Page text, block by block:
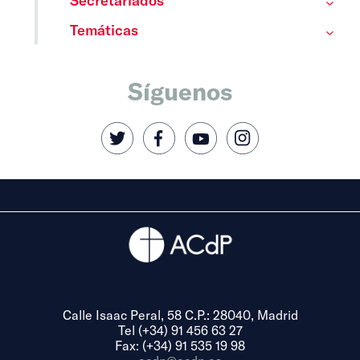
Temáticas
Síguenos
Calle Isaac Peral, 58 C.P.: 28040, Madrid
Tel (+34) 91 456 63 27
Fax: (+34) 91 535 19 98